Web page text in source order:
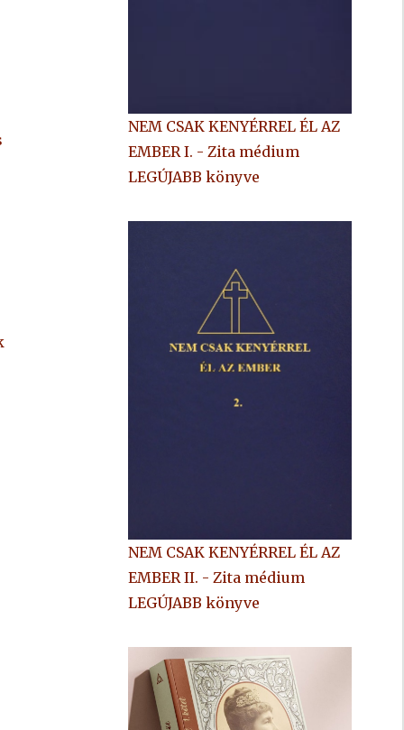
NEM CSAK KENYÉRREL ÉL AZ
EMBER I. - Zita médium
LEGÚJABB könyve
NEM CSAK KENYÉRREL ÉL AZ
EMBER II. - Zita médium
LEGÚJABB könyve